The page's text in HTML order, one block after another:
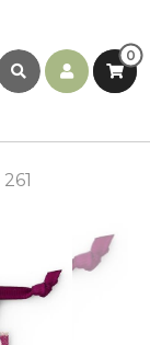
0